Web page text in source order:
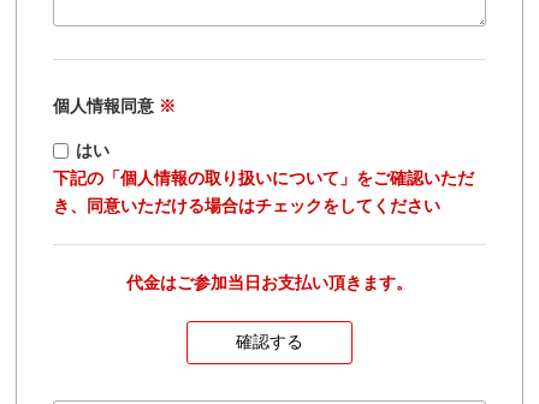
個人情報同意 ※
はい
下記の「個人情報の取り扱いについて」をご確認いただ
き、同意いただける場合はチェックをしてください
代金はご参加当日お支払い頂きます。